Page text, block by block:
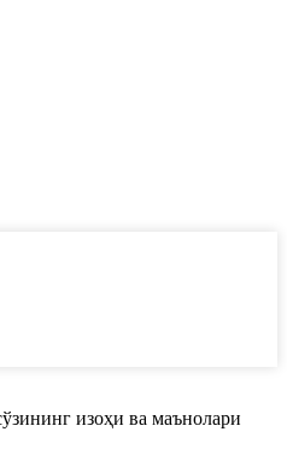
изоҳи ва маънолари